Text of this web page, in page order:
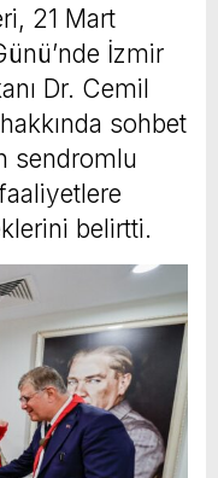
21 Mart
İzmir
Dr. Cemil
sohbet
sendromlu
belirtti.